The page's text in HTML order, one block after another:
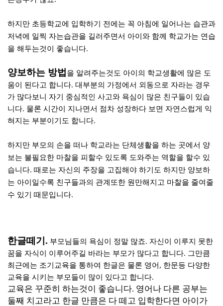
하지만 초등학교에 입학하기 전에는 꼭 아침에 일어나는 습관과
저녁에 일찍 자는습관을 길러주면서 아이와 함께 학교가는 연습
을 해두는것이 좋습니다.
양보하는 방법 을 알려주는것도 아이의 학교생활에 많은 도
움이 된다고 합니다. 대부분의 가정에서 외동으로 자라는 경우
가 많다보니 자기 중심적인 사고와 욕심이 많은 친구들이 있습
니다. 물론 시간이 지나면서 점차 성장하다 보면 자연스럽게 익
혀지는 부분이기도 합니다.
하지만 부모의 손을 떠나 학교라는 단체생활을 하는 곳에서 양
보는 불필요한 마찰을 피할수 있도록 도와주는 역할을 할수 있
습니다. 때로는 자신의 주장을 고집해야 하기도 하지만 양보하
는 아이일수록 친구들과의 관계또한 원만해지고 마찰을 줄여줄
수 있기 때문입니다.
한글떼기. 부모님들의 욕심이 정말 많죠. 자신이 이루지 못한
꿈을 자식이 이루어주길 바라는 부모가 많다고 합니다. 그만큼
최근에는 조기교육을 통하여 한글은 물론 영어, 한문등 다양한
교육을 시키는 부모들이 많이 있다고 합니다.
교육은 꾸준히 하는것이 좋습니다. 영어나 다른 공부는
둘째 치고라고 한글 만큼은 다 떼고 입학한다면 아이가